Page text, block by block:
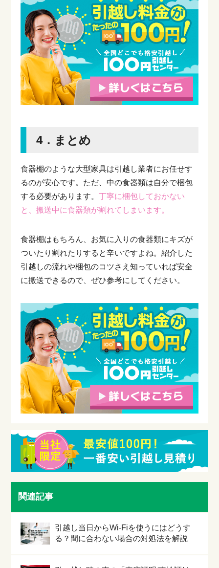
4．まとめ
食器棚のような大型家具は引越し業者にお任せす
るのが安心です。ただ、中の食器類は自分で梱包
する必要があります。丁寧に梱包しておかない
と、搬送中に食器類が割れてしまいます。
食器棚はもちろん、お気に入りの食器類にキズが
ついたり割れたりすると辛いですよね。紹介した
引越しの流れや梱包のコツさえ知っていれば安全
に搬送できるので、ぜひ参考にしてください。
関連記事
引越し当日からWi-Fiを使うにはどうす
る？間に合わない場合の対処法を解説